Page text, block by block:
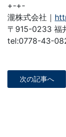
+-+-
瀧株式会社｜
〒915-0233 福
tel:0778-43-
次の記事へ